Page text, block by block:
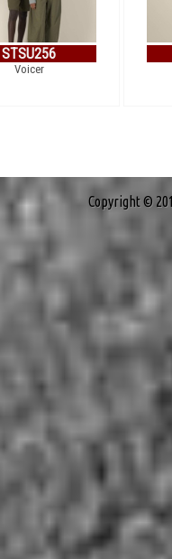
STSU256
Voicer
Copyright ©